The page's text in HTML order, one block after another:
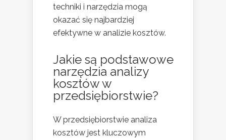
techniki i narzędzia mogą
okazać się najbardziej
efektywne w analizie kosztów.
Jakie są podstawowe
narzędzia analizy
kosztów w
przedsiębiorstwie?
W przedsiębiorstwie analiza
kosztów jest kluczowym